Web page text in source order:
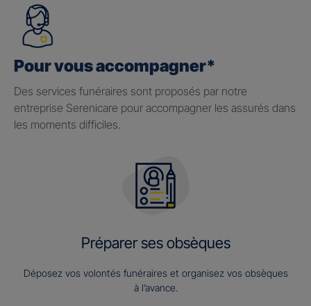
Pour vous accompagner*
Des services funéraires sont proposés par notre
entreprise Serenicare pour accompagner les assurés dans
les moments difficiles.
Préparer ses obsèques
Déposez vos volontés funéraires et organisez vos obsèques
à l’avance.